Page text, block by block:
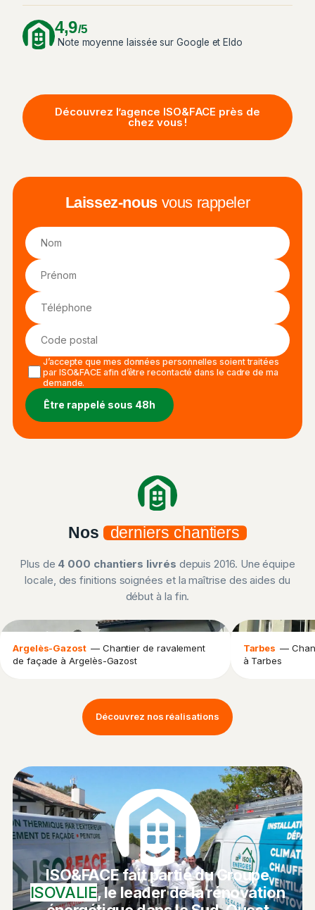
4,9/5
Note moyenne laissée sur Google et Eldo
Découvrez l’agence ISO&FACE près de
chez vous !
Laissez-nous vous rappeler
J’accepte que mes données personnelles soient traitées
par ISO&FACE afin d’être recontacté dans le cadre de ma
demande.
Nos derniers chantiers
Plus de 4 000 chantiers livrés depuis 2016. Une équipe
locale, des finitions soignées et la maîtrise des aides du
début à la fin.
Argelès-Gazost — Chantier de ravalement
de façade à Argelès-Gazost
Tarbes —
à Tarbes
Découvrez nos réalisations
ISO&FACE fait partie du Groupe
ISOVALIE, le leader de la rénovation